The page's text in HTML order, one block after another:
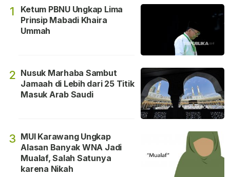
1
Ketum PBNU Ungkap Lima
Prinsip Mabadi Khaira
Ummah
2 Nusuk Marhaba Sambut
Jamaah di Lebih dari 25 Titik
Masuk Arab Saudi
3 MUI Karawang Ungkap
Alasan Banyak WNA Jadi
Mualaf, Salah Satunya
karena Nikah